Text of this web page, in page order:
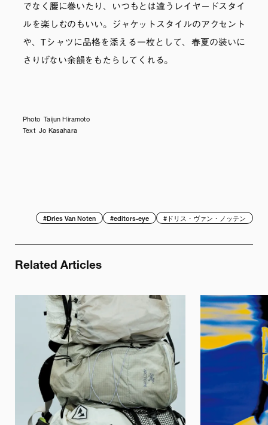
でなく腰に巻いたり、いつもとは違うレイヤードスタイ
ルを楽しむのもいい。ジャケットスタイルのアクセント
や、Tシャツに品格を添える一枚として、春夏の装いに
さりげない余韻をもたらしてくれる。
Photo Taijun Hiramoto
Text Jo Kasahara
#Dries Van Noten #editors-eye # ドリス・ヴァン・ノッテン
Related Articles